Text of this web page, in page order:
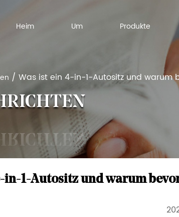
Heim Um Produkte
/ Was ist ein 4-in-1-Autositz und warum
in-1-Autositz und warum